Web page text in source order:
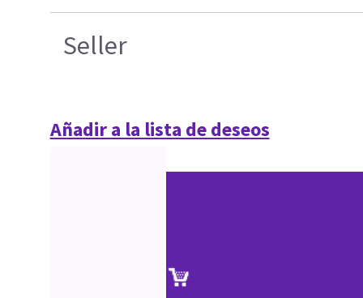
Seller
Añadir a la lista de deseos